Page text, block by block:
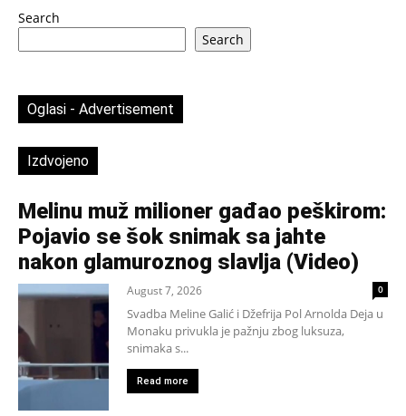
Search
Search
Oglasi - Advertisement
Izdvojeno
Melinu muž milioner gađao peškirom:
Pojavio se šok snimak sa jahte
nakon glamuroznog slavlja (Video)
August 7, 2026 0
Svadba Meline Galić i Džefrija Pol Arnolda Deja u
Monaku privukla je pažnju zbog luksuza,
snimaka s...
Read more